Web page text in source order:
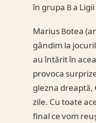
în grupa B a
Marius Botea
gândim la
au întărit în
provoca
glezna dreaptă,
zile. Cu toate
final ce vom